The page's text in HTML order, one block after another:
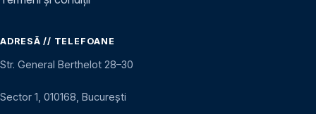
ADRESĂ // TELEFOANE
Str. General Berthelot 28–30
Sector 1, 010168, București